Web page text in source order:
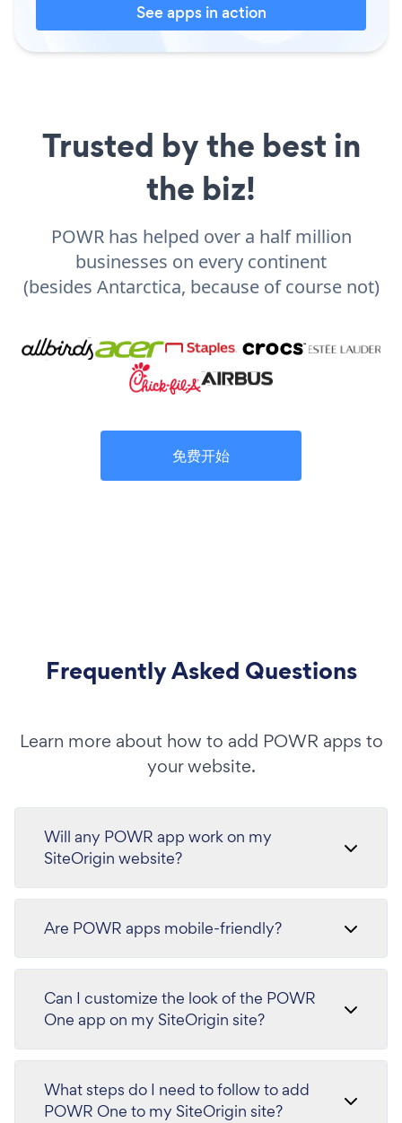
See apps in action
Trusted by the best in
the biz!
POWR has helped over a half million
businesses on every continent
(besides Antarctica, because of course not)
免费开始
Frequently Asked Questions
Learn more about how to add POWR apps to
your website.
Will any POWR app work on my
SiteOrigin website?
Are POWR apps mobile-friendly?
Can I customize the look of the POWR
One app on my SiteOrigin site?
What steps do I need to follow to add
POWR One to my SiteOrigin site?